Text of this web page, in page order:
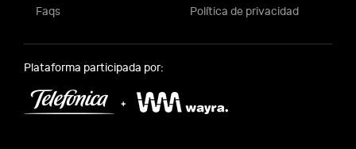
Faqs Política de privacidad
Plataforma participada por: